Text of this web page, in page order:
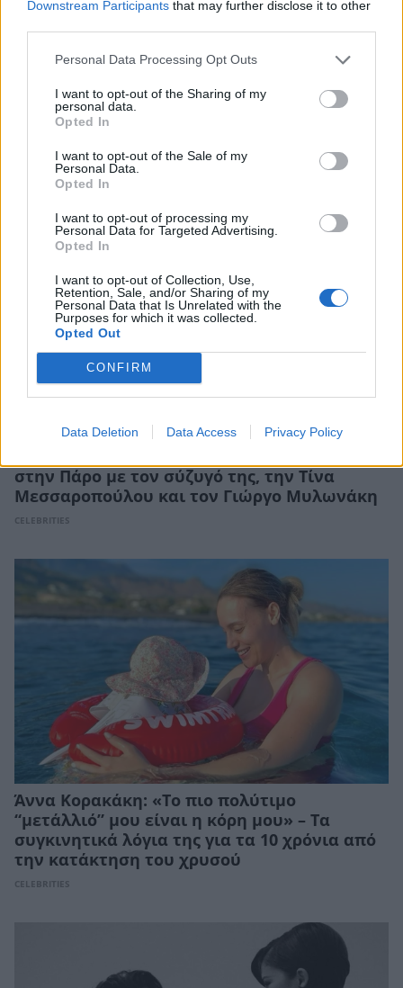
Downstream Participants that may further disclose it to other
Personal Data Processing Opt Outs
I want to opt-out of the Sharing of my
personal data.
Opted In
I want to opt-out of the Sale of my
Personal Data.
Opted In
I want to opt-out of processing my
Personal Data for Targeted Advertising.
Opted In
I want to opt-out of Collection, Use,
Retention, Sale, and/or Sharing of my
Personal Data that Is Unrelated with the
Purposes for which it was collected.
Opted Out
CONFIRM
Data Deletion Data Access Privacy Policy
Μαρία Μπεκατώρου: Μαγικές στιγμές στα
τιρκουάζ νερά της Σαρδηνίας
CELEBRITIES
στην Πάρο με τον σύζυγό της, την Τίνα
Μεσσαροπούλου και τον Γιώργο Μυλωνάκη
CELEBRITIES
Άννα Κορακάκη: «Το πιο πολύτιμο
“μετάλλιό” μου είναι η κόρη μου» – Τα
συγκινητικά λόγια της για τα 10 χρόνια από
την κατάκτηση του χρυσού
CELEBRITIES